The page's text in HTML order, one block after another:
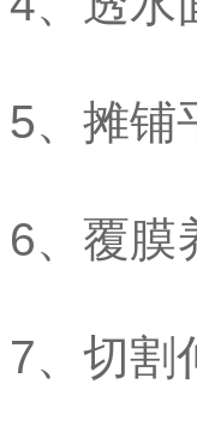
5、摊铺
6、覆膜
7、切割